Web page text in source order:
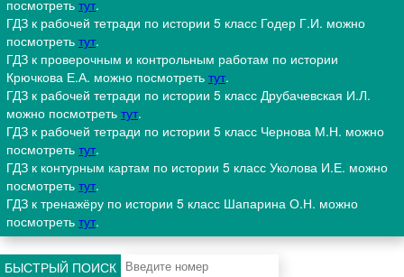
посмотреть тут.
ГДЗ к рабочей тетради по истории 5 класс Годер Г.И. можно
посмотреть тут.
ГДЗ к проверочным и контрольным работам по истории
Крючкова Е.А. можно посмотреть тут.
ГДЗ к рабочей тетради по истории 5 класс Друбачевская И.Л.
можно посмотреть тут.
ГДЗ к рабочей тетради по истории 5 класс Чернова М.Н. можно
посмотреть тут.
ГДЗ к контурным картам по истории 5 класс Уколова И.Е. можно
посмотреть тут.
ГДЗ к тренажёру по истории 5 класс Шапарина О.Н. можно
посмотреть тут.
БЫСТРЫЙ ПОИСК